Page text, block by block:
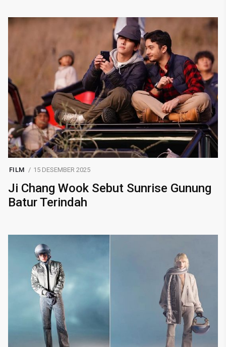
FILM 15 DESEMBER 2025
Ji Chang Wook Sebut Sunrise Gunung
Batur Terindah